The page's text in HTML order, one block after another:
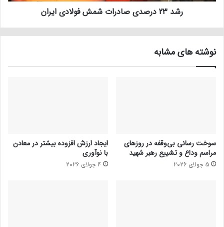
رشد 23 درصدی صادرات شمش فولادی ایران
نوشته های مشابه
سوخت رسانی بی‌وقفه در روز‌های
مراسم وداع و تشییع رهبر شهید
5 جولای 2026
ایجاد ارزش افزوده بیشتر در معادن
با نوآوری
4 جولای 2026